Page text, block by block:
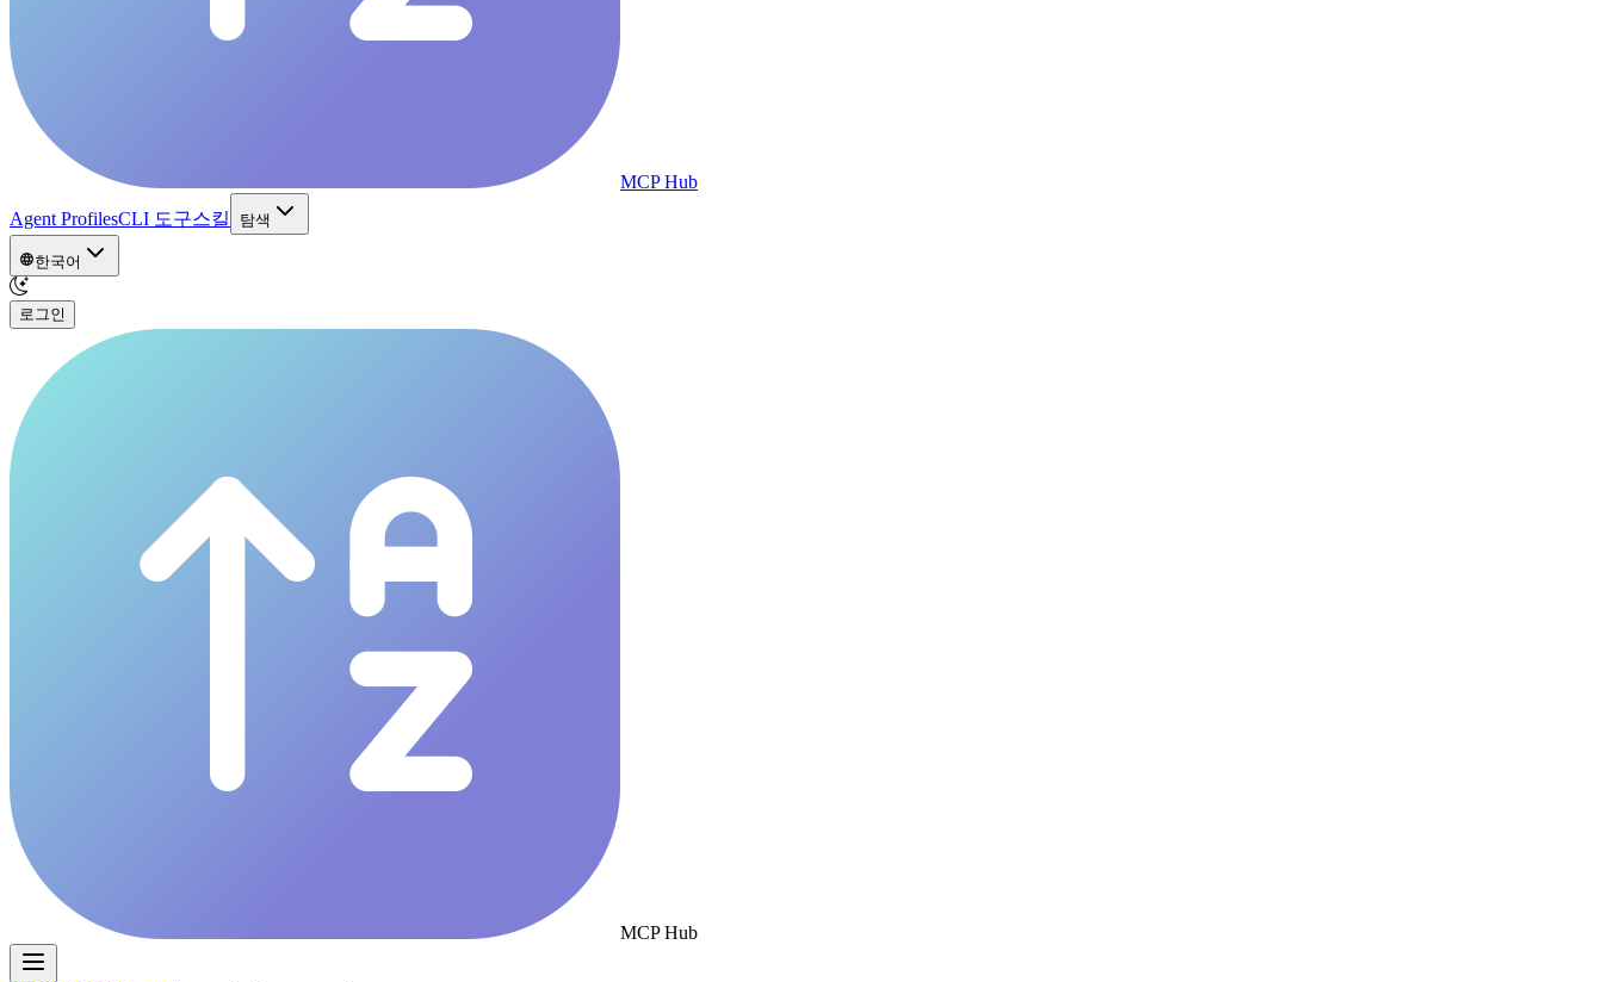
MCP Hub
Agent ProfilesCLI 도구스킬 탐색
한국어
로그인
MCP Hub